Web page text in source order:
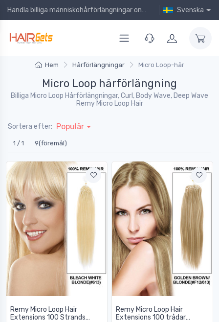
Handla billiga människohårförlängningar online! Svenska
Hem Hårförlängningar Micro Loop-hår
Micro Loop hårförlängning
Billiga Micro Loop Hårförlängningar, Curl, Body Wave, Deep Wave
Remy Micro Loop Hair
Sortera efter: Populär
1 / 1 9(föremål)
Remy Micro Loop Hair
Extensions 100 Strands
Remy Micro Loop Hair
Extensions 100 trådar